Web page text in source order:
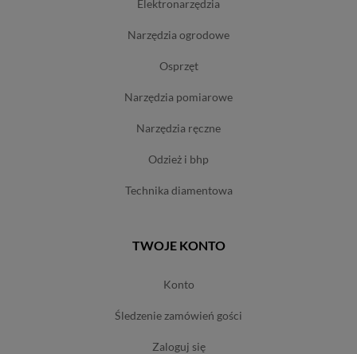
elektronarzędzia
narzędzia ogrodowe
osprzęt
narzędzia pomiarowe
narzędzia ręczne
odzież i bhp
technika diamentowa
TWOJE KONTO
konto
śledzenie zamówień gości
zaloguj się